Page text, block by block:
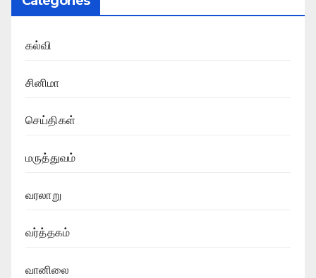
கல்வி
சினிமா
செய்திகள்
மருத்துவம்
வரலாறு
வர்த்தகம்
வானிலை